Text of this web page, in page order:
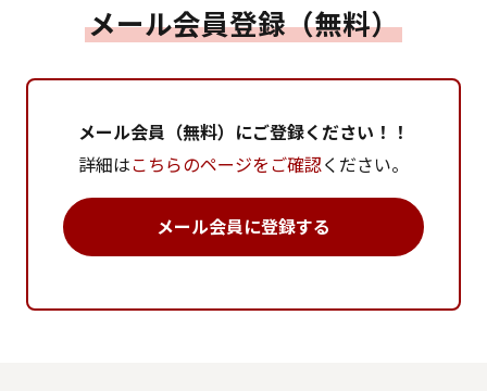
メール会員登録（無料）
メール会員（無料）にご登録ください！！
詳細はこちらのページをご確認ください。
メール会員に登録する